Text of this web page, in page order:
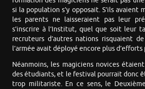
si la population s’y opposait. S’ils avaient
les parents ne laisseraient pas leur
s’inscrire à l’Institut, quel que soit leur
recruteurs d’autres nations risquaient
l’armée avait déployé encore plus
Néanmoins, les magiciens novices
des étudiants, et le festival pourrait donc
trop militariste. En ce sens, le